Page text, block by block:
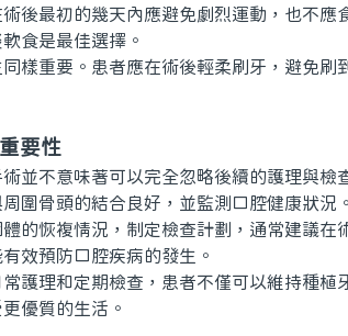
最初的幾天內應避免劇烈運動，也不應
食是最佳選擇。
重要。患者應在術後輕柔刷牙，避免刷
要性
不意味著可以完全忽略後續的護理與檢
圍骨頭的結合良好，並監測口腔健康狀況。
恢複情況，制定檢查計劃，通常建議在
效預防口腔疾病的發生。
理和定期檢查，患者不僅可以維持種植
優質的生活。